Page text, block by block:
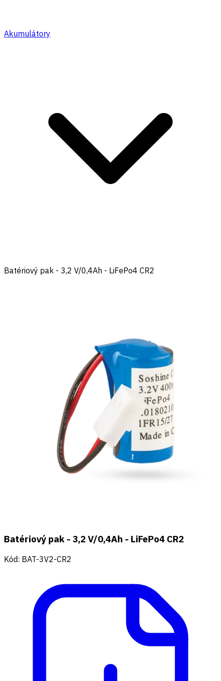
Akumulátory
Batériový pak - 3,2 V/0,4Ah - LiFePo4 CR2
Batériový pak - 3,2 V/0,4Ah - LiFePo4 CR2
Kód: BAT-3V2-CR2